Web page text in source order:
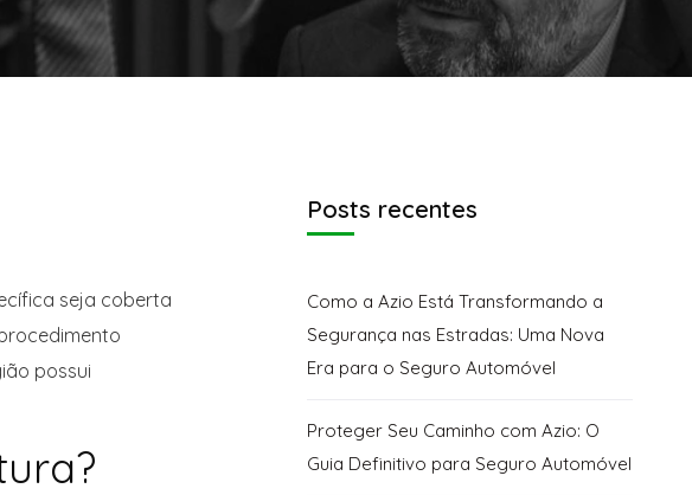
seja coberta
possui
Posts recentes
Como a Azio Está Transformando a
Segurança nas Estradas: Uma Nova
Era para o Seguro Automóvel
Proteger Seu Caminho com Azio: O
Guia Definitivo para Seguro Automóvel